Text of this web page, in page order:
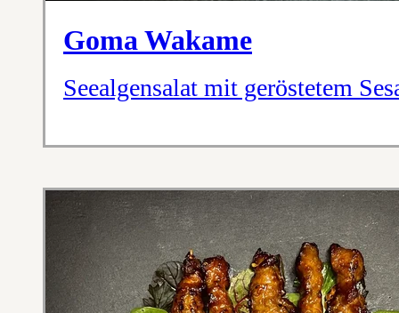
Goma Wakame
Seealgensalat mit geröstetem